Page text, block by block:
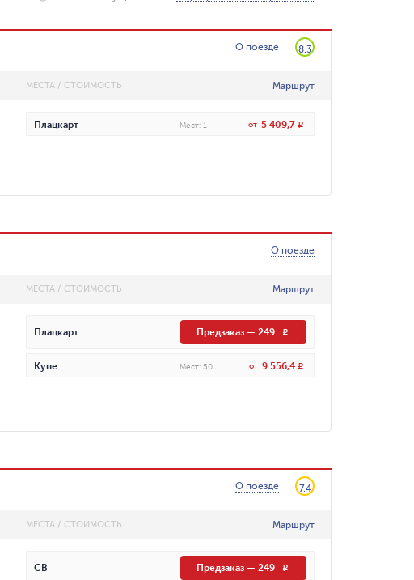
О поезде 8.3
МЕСТА / СТОИМОСТЬ Маршрут
Плацкарт Мест: 1 от 5 409,7 R
О поезде
МЕСТА / СТОИМОСТЬ Маршрут
Плацкарт Предзаказ— 249 R
Купе Мест: 50 от 9 556,4 R
О поезде 7.4
МЕСТА / СТОИМОСТЬ Маршрут
СВ Предзаказ— 249 R